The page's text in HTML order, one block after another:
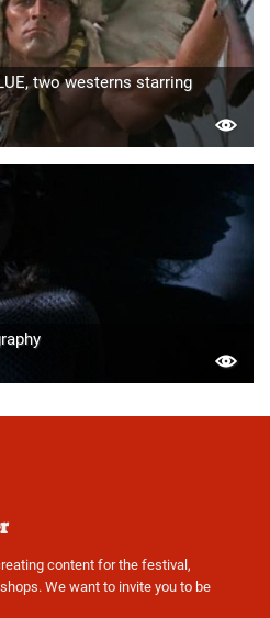
two westerns starring
content for the festival,
We want to invite you to be